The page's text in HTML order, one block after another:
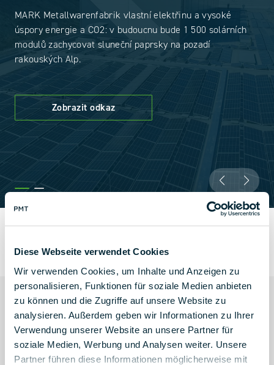
Diese Webseite verwendet Cookies
Wir verwenden Cookies, um Inhalte und Anzeigen zu
personalisieren, Funktionen für soziale Medien anbieten
zu können und die Zugriffe auf unsere Website zu
analysieren. Außerdem geben wir Informationen zu Ihrer
Verwendung unserer Website an unsere Partner für
soziale Medien, Werbung und Analysen weiter. Unsere
Partner führen diese Informationen möglicherweise mit
MARK Metallwarenfabrik vlastní elektřinu a vysoké
úspory energie a CO2: v budoucnu bude 1 500 solárních
modulů zachycovat sluneční paprsky na pozadí
rakouských Alp.
Zobrazit odkaz
Technické údaje
Typ aplikace
Plochá střecha do sklonu 5°
(speciální projekty až do 10°)